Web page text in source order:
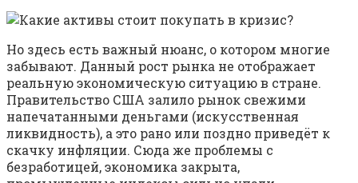
Но здесь есть важный нюанс, о котором многие
забывают. Данный рост рынка не отображает
реальную экономическую ситуацию в стране.
Правительство США залило рынок свежими
напечатанными деньгами (искусственная
ликвидность), а это рано или поздно приведёт к
скачку инфляции. Сюда же проблемы с
безработицей, экономика закрыта,